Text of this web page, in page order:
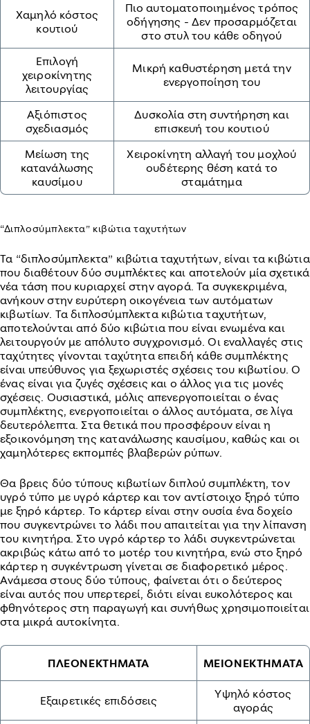
Χαμηλό κόστος
κουτιού
Πιο αυτοματοποιημένος τρόπος
οδήγησης - Δεν προσαρμόζεται
στο στυλ του κάθε οδηγού
Επιλογή
χειροκίνητης
λειτουργίας
Μικρή καθυστέρηση μετά την
ενεργοποίηση του
Αξιόπιστος
σχεδιασμός
Δυσκολία στη συντήρηση και
επισκευή του κουτιού
Μείωση της
κατανάλωσης
καυσίμου
Χειροκίνητη αλλαγή του μοχλού
ουδέτερης θέση κατά το
σταμάτημα
“Διπλοσύμπλεκτα” κιβώτια ταχυτήτων
Τα “διπλοσύμπλεκτα” κιβώτια ταχυτήτων, είναι τα κιβώτια
που διαθέτουν δύο συμπλέκτες και αποτελούν μία σχετικά
νέα τάση που κυριαρχεί στην αγορά. Τα συγκεκριμένα,
ανήκουν στην ευρύτερη οικογένεια των αυτόματων
κιβωτίων. Τα διπλοσύμπλεκτα κιβώτια ταχυτήτων,
αποτελούνται από δύο κιβώτια που είναι ενωμένα και
λειτουργούν με απόλυτο συγχρονισμό. Οι εναλλαγές στις
ταχύτητες γίνονται ταχύτητα επειδή κάθε συμπλέκτης
είναι υπεύθυνος για ξεχωριστές σχέσεις του κιβωτίου. Ο
ένας είναι για ζυγές σχέσεις και ο άλλος για τις μονές
σχέσεις. Ουσιαστικά, μόλις απενεργοποιείται ο ένας
συμπλέκτης, ενεργοποιείται ο άλλος αυτόματα, σε λίγα
δευτερόλεπτα. Στα θετικά που προσφέρουν είναι η
εξοικονόμηση της κατανάλωσης καυσίμου, καθώς και οι
χαμηλότερες εκπομπές βλαβερών ρύπων.
Θα βρεις δύο τύπους κιβωτίων διπλού συμπλέκτη, τον
υγρό τύπο με υγρό κάρτερ και τον αντίστοιχο ξηρό τύπο
με ξηρό κάρτερ. Το κάρτερ είναι στην ουσία ένα δοχείο
που συγκεντρώνει το λάδι που απαιτείται για την λίπανση
του κινητήρα. Στο υγρό κάρτερ το λάδι συγκεντρώνεται
ακριβώς κάτω από το μοτέρ του κινητήρα, ενώ στο ξηρό
κάρτερ η συγκέντρωση γίνεται σε διαφορετικό μέρος.
Ανάμεσα στους δύο τύπους, φαίνεται ότι ο δεύτερος
είναι αυτός που υπερτερεί, διότι είναι ευκολότερος και
φθηνότερος στη παραγωγή και συνήθως χρησιμοποιείται
στα μικρά αυτοκίνητα.
ΠΛΕΟΝΕΚΤΗΜΑΤΑ ΜΕΙΟΝΕΚΤΗΜΑΤΑ
Εξαιρετικές επιδόσεις
Υψηλό κόστος
αγοράς